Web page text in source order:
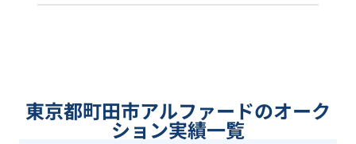
東京都町田市アルファードのオーク
ション実績一覧